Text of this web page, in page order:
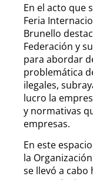
En el acto que
Feria
Brunello
Federación y
para abordar
problemática
ilegales,
lucro la
y normativas
empresas.
En este
la
se llevó a cabo